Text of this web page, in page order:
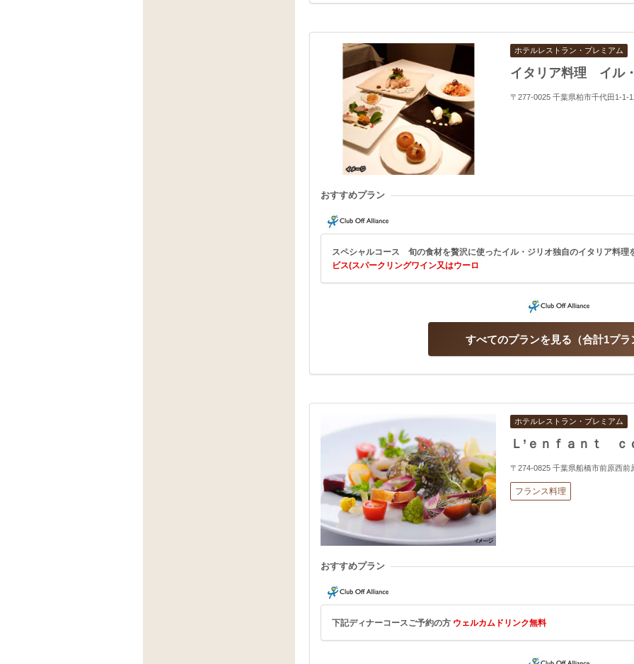
ホテルレストラン・プレミアム
イタリア料理 イル
〒277-0025 千葉県柏市千代田1-1-
おすすめプラン
スペシャルコース 旬の食材を贅沢に使ったイル・ジリオ独自のイタリア料
ビス(スパークリングワイン又はウーロ
合計1プラ
すべてのプランを見る
ホテルレストラン・プレミアム
Ｌ’ｅｎｆａｎｔ
〒274-0825 千葉県船橋市前原西
フランス料理
おすすめプラン
下記ディナーコースご予約の方 ウェルカムドリンク無料